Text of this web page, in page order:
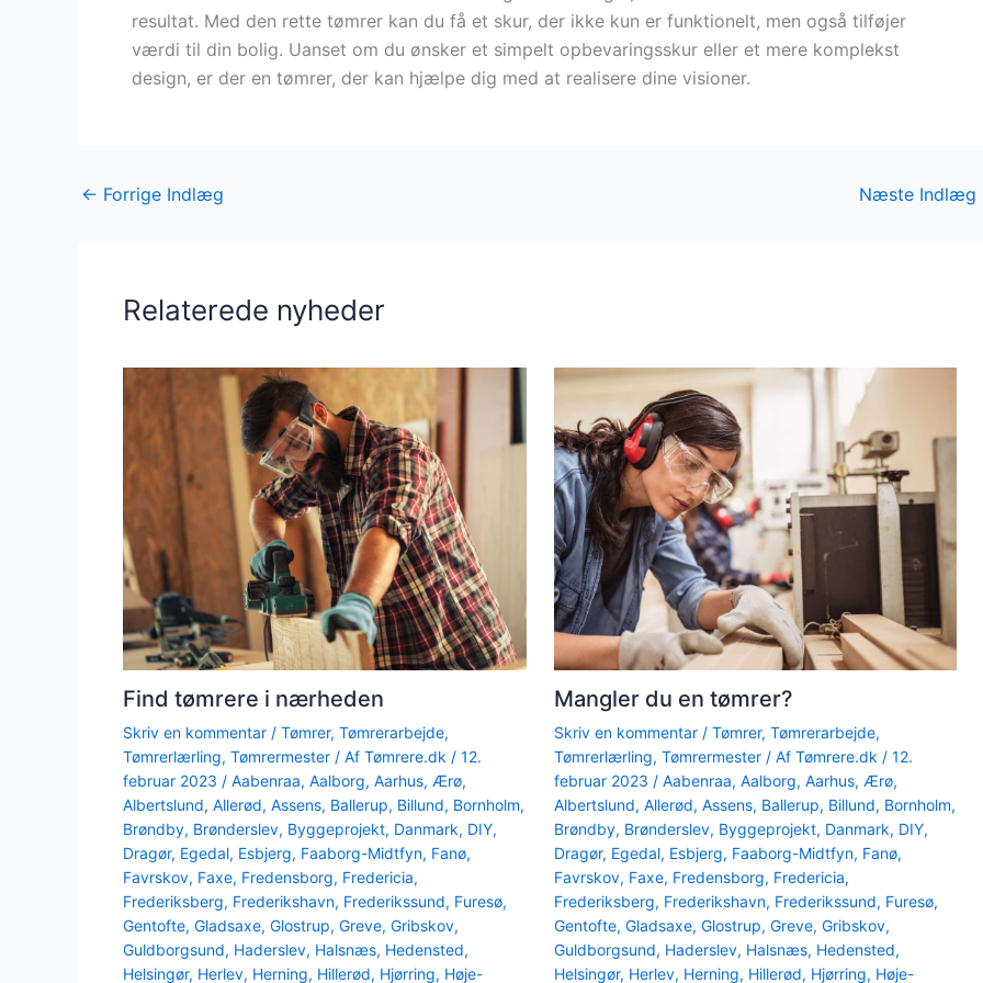
resultat. Med den rette tømrer kan du få et skur, der ikke kun er funktionelt, men også tilføjer
værdi til din bolig. Uanset om du ønsker et simpelt opbevaringsskur eller et mere komplekst
design, er der en tømrer, der kan hjælpe dig med at realisere dine visioner.
← Forrige Indlæg Næste Indlæg
Relaterede nyheder
Find tømrere i nærheden
Skriv en kommentar / Tømrer, Tømrerarbejde,
Tømrerlærling, Tømrermester / Af Tømrere.dk / 12.
februar 2023 / Aabenraa, Aalborg, Aarhus, Ærø,
Albertslund, Allerød, Assens, Ballerup, Billund, Bornholm,
Brøndby, Brønderslev, Byggeprojekt, Danmark, DIY,
Dragør, Egedal, Esbjerg, Faaborg-Midtfyn, Fanø,
Favrskov, Faxe, Fredensborg, Fredericia,
Frederiksberg, Frederikshavn, Frederikssund, Furesø,
Gentofte, Gladsaxe, Glostrup, Greve, Gribskov,
Guldborgsund, Haderslev, Halsnæs, Hedensted,
Helsingør, Herlev, Herning, Hillerød, Hjørring, Høje-
Mangler du en tømrer?
Skriv en kommentar / Tømrer, Tømrerarbejde,
Tømrerlærling, Tømrermester/ Af Tømrere.dk / 12.
februar 2023 / Aabenraa, Aalborg, Aarhus, Ærø,
Albertslund, Allerød, Assens, Ballerup, Billund, Bornholm,
Brøndby, Brønderslev, Byggeprojekt, Danmark, DIY,
Dragør, Egedal, Esbjerg, Faaborg-Midtfyn, Fanø,
Favrskov, Faxe, Fredensborg, Fredericia,
Frederiksberg, Frederikshavn, Frederikssund, Furesø,
Gentofte, Gladsaxe, Glostrup, Greve, Gribskov,
Guldborgsund, Haderslev, Halsnæs, Hedensted,
Helsingør, Herlev, Herning, Hillerød, Hjørring, Høje-